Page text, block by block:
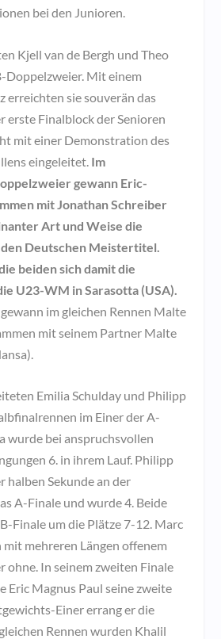
bei den Junioren.
Kjell van de Bergh und Theo
Doppelzweier. Mit einem
erreichten sie souverän das
erste Finalblock der Senioren
mit einer Demonstration des
eingeleitet. Im
gewann Eric-
mit Jonathan Schreiber
Art und Weise die
Deutschen Meistertitel.
beiden sich damit die
U23-WM in Sarasotta (USA).
im gleichen Rennen Malte
mit seinem Partner Malte
Emilia Schulday und Philipp
im Einer der A-
wurde bei anspruchsvollen
6. in ihrem Lauf. Philipp
halben Sekunde an der
A-Finale und wurde 4. Beide
Finale um die Plätze 7-12. Marc
mit mehreren Längen offenem
ohne. In seinem zweiten Finale
Eric Magnus Paul seine zweite
Einer errang er die
Rennen wurden Khalil